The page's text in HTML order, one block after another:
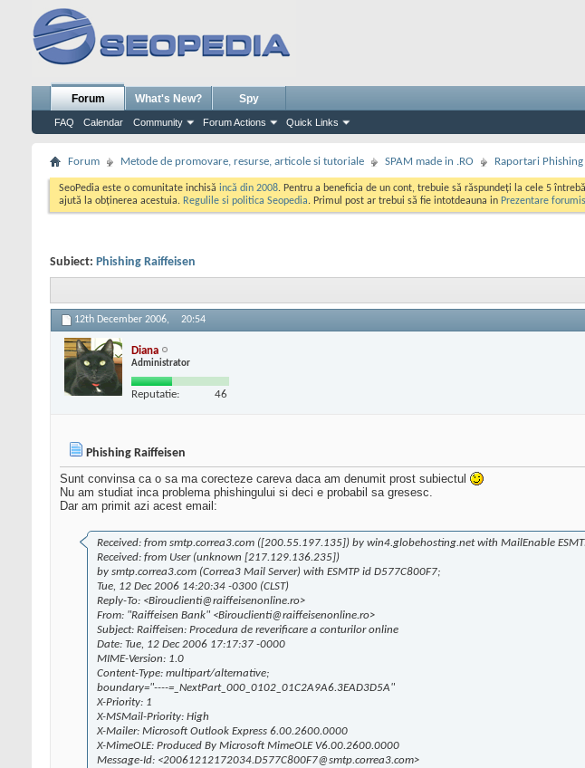
Forum
FAQ Calendar Community Forum Actions Quick Links
What's New? Spy
Forum Metode de promovare, resurse, articole si tutoriale SPAM made in .RO Raportari
SeoPedia este o comunitate inchisă incă din 2008. Pentru a beneficia de un cont, trebuie să răspundeți la cele 5
ajută la obținerea acestuia. Regulile si politica Seopedia. Primul post ar trebui să fie intotdeauna in Prezentare
Subiect: Phishing Raiffeisen
12th December 2006, 20:54
Diana
Administrator
Reputatie: 46
Phishing Raiffeisen
Sunt convinsa ca o sa ma corecteze careva daca am denumit prost subiectul
Nu am studiat inca problema phishingului si deci e probabil sa gresesc.
Dar am primit azi acest email:
Received: from smtp.correa3.com ([200.55.197.135]) by win4.globehosting.net with MailEnable
Received: from User (unknown [217.129.136.235])
by smtp.correa3.com (Correa3 Mail Server) with ESMTP id D577C800F7;
Tue, 12 Dec 2006 14:20:34 -0300 (CLST)
Reply-To: <Birouclienti@raiffeisenonline.ro>
From: "Raiffeisen Bank" <Birouclienti@raiffeisenonline.ro>
Subject: Raiffeisen: Procedura de reverificare a conturilor online
Date: Tue, 12 Dec 2006 17:17:37 -0000
MIME-Version: 1.0
Content-Type: multipart/alternative;
boundary="----=_NextPart_000_0102_01C2A9A6.3EAD3D5A"
X-Priority: 1
X-MSMail-Priority: High
X-Mailer: Microsoft Outlook Express 6.00.2600.0000
X-MimeOLE: Produced By Microsoft MimeOLE V6.00.2600.0000
Message-Id: <20061212172034.D577C800F7@smtp.correa3.com>